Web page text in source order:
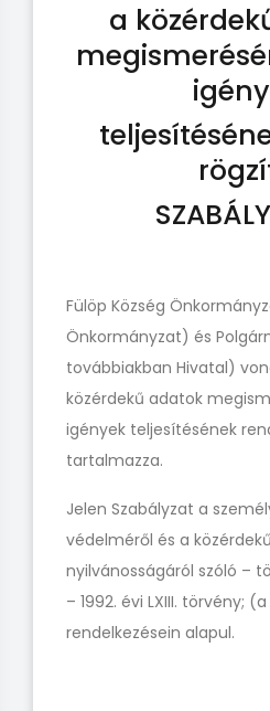
a
Fülöp Község
Önkormányzat) és
továbbiakban Hivatal)
közérdekű adatok
igények teljesítésének
tartalmazza.
Jelen Szabályzat a
védelméről és a
nyilvánosságáról szóló –
– 1992. évi LXIII. törvény;
rendelkezésein alapul.